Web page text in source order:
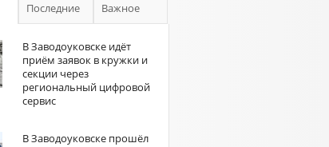
Последние Важное
В Заводоуковске идёт
приём заявок в кружки и
секции через
региональный цифровой
сервис
В Заводоуковске прошёл